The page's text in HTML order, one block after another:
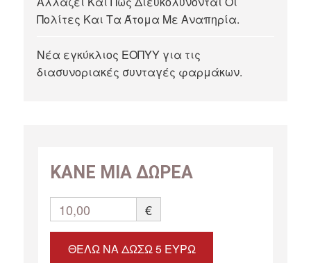
Πολίτες Και Τα Άτομα Με Αναπηρία.
Νέα εγκύκλιος ΕΟΠΥΥ για τις
διασυνοριακές συνταγές φαρμάκων.
ΚΑΝΕ ΜΙΑ ΔΩΡΕΑ
10,00 €
ΘΈΛΩ ΝΑ ΔΏΣΩ 5 ΕΥΡΏ